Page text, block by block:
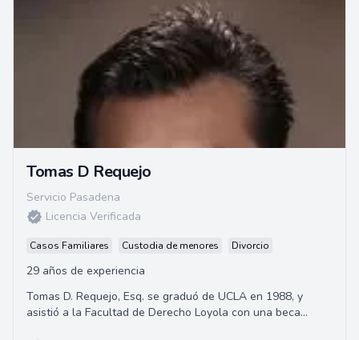
Tomas D Requejo
Servicio Pasadena
Licencia Verificada
Casos Familiares Custodia de menores Divorcio
29 años de experiencia
Tomas D. Requejo, Esq. se graduó de UCLA en 1988, y
asistió a la Facultad de Derecho Loyola con una beca